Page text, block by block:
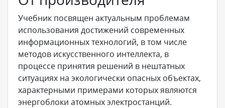
Учебник посвящен актуальным проблемам
использования достижений современных
информационных технологий, в том числе
методов искусственного интеллекта, в
процессе принятия решений в нештатных
ситуациях на экологически опасных объектах,
характерными примерами которых являются
энергоблоки атомных электростанций.